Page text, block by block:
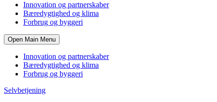
Innovation og partnerskaber
Bæredygtighed og klima
Forbrug og byggeri
Open Main Menu
Innovation og partnerskaber
Bæredygtighed og klima
Forbrug og byggeri
Selvbetjening